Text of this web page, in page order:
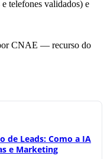
telefones validados) e
de Leads: Como a IA
e Marketing